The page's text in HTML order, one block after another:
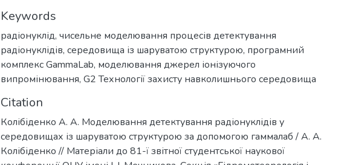
Keywords
радіонуклід, чисельне моделювання процесів детектування
радіонуклідів, середовища із шаруватою структурою, програмний
комплекс GammaLab, моделювання джерел іонізуючого
випромінювання, G2 Технології захисту навколишнього середовища
Citation
Колібіденко А. А. Моделювання детектування радіонуклідів у
середовищах із шаруватою структурою за допомогою гаммалаб / А. А.
Колібіденко // Матеріали до 81-ї звітної студентської наукової